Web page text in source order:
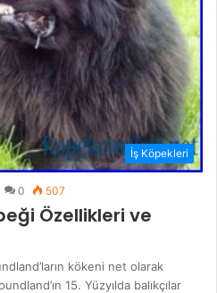
İş Köpekleri
0 507
Özellikleri ve
kökeni net olarak
15. Yüzyılda balıkçılar